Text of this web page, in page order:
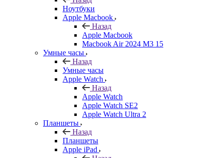
Ноутбуки
Apple Macbook
Назад
Apple Macbook
Macbook Air 2024 M3 15
Умные часы
Назад
Умные часы
Apple Watch
Назад
Apple Watch
Apple Watch SE2
Apple Watch Ultra 2
Планшеты
Назад
Планшеты
Apple iPad